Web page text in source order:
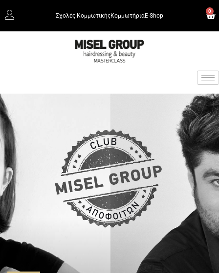
Σχολές ΚομμωτικήςΚομμωτήριαΕ-Shop
0